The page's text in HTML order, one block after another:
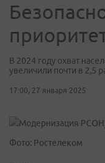
В 2024 году охват
увеличили почти в 2,5
17:00, 27 января 2025
Фото: Ростелеком